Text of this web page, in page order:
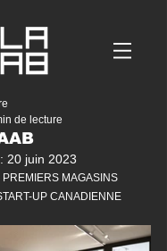
de lecture
20 juin 2023
MAGASINS
UP CANADIENNE